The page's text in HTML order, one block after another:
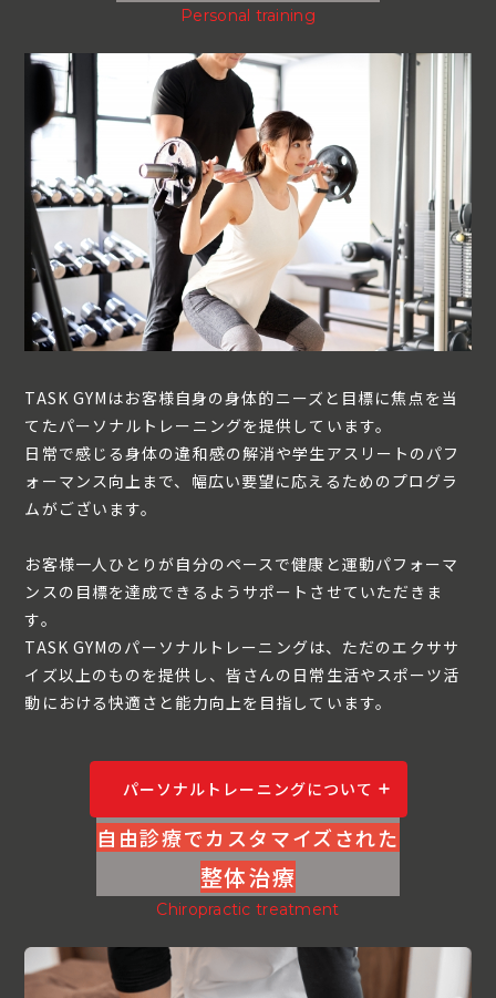
Personal training
TASK GYMはお客様自身の身体的ニーズと目標に焦点を当
てたパーソナルトレーニングを提供しています。
日常で感じる身体の違和感の解消や学生アスリートのパフ
ォーマンス向上まで、幅広い要望に応えるためのプログラ
ムがございます。
お客様一人ひとりが自分のペースで健康と運動パフォーマ
ンスの目標を達成できるようサポートさせていただきま
す。
TASK GYMのパーソナルトレーニングは、ただのエクササ
イズ以上のものを提供し、皆さんの日常生活やスポーツ活
動における快適さと能力向上を目指しています。
パーソナルトレーニングについて
自由診療でカスタマイズされた
整体治療
Chiropractic treatment